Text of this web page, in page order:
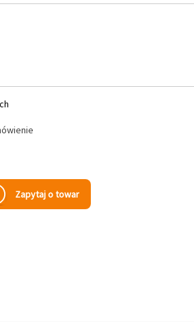
Zapytaj o towar